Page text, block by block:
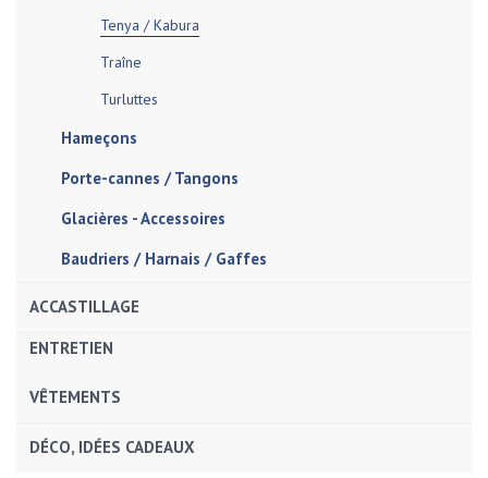
Tenya / Kabura
Traîne
Turluttes
Hameçons
Porte-cannes / Tangons
Glacières - Accessoires
Baudriers / Harnais / Gaffes
ACCASTILLAGE
ENTRETIEN
VÊTEMENTS
DÉCO, IDÉES CADEAUX